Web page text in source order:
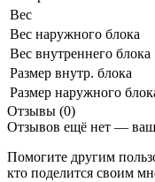
Вес
Вес наружного блока
Вес внутреннего блока
Размер внутр. блока
Размер наружного
Отзывы (0)
Отзывов ещё нет —
Помогите другим
кто поделится своим